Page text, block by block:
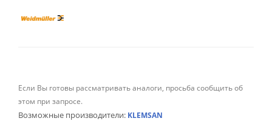
Если Вы готовы рассматривать аналоги, просьба сообщить об
этом при запросе.
Возможные производители: KLEMSAN